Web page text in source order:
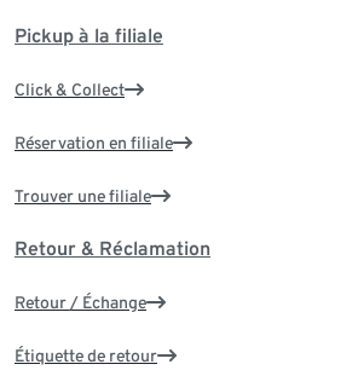
Pickup à la filiale
Click & Collect
Réservation en filiale
Trouver une filiale
Retour & Réclamation
Retour / Échange
Étiquette de retour